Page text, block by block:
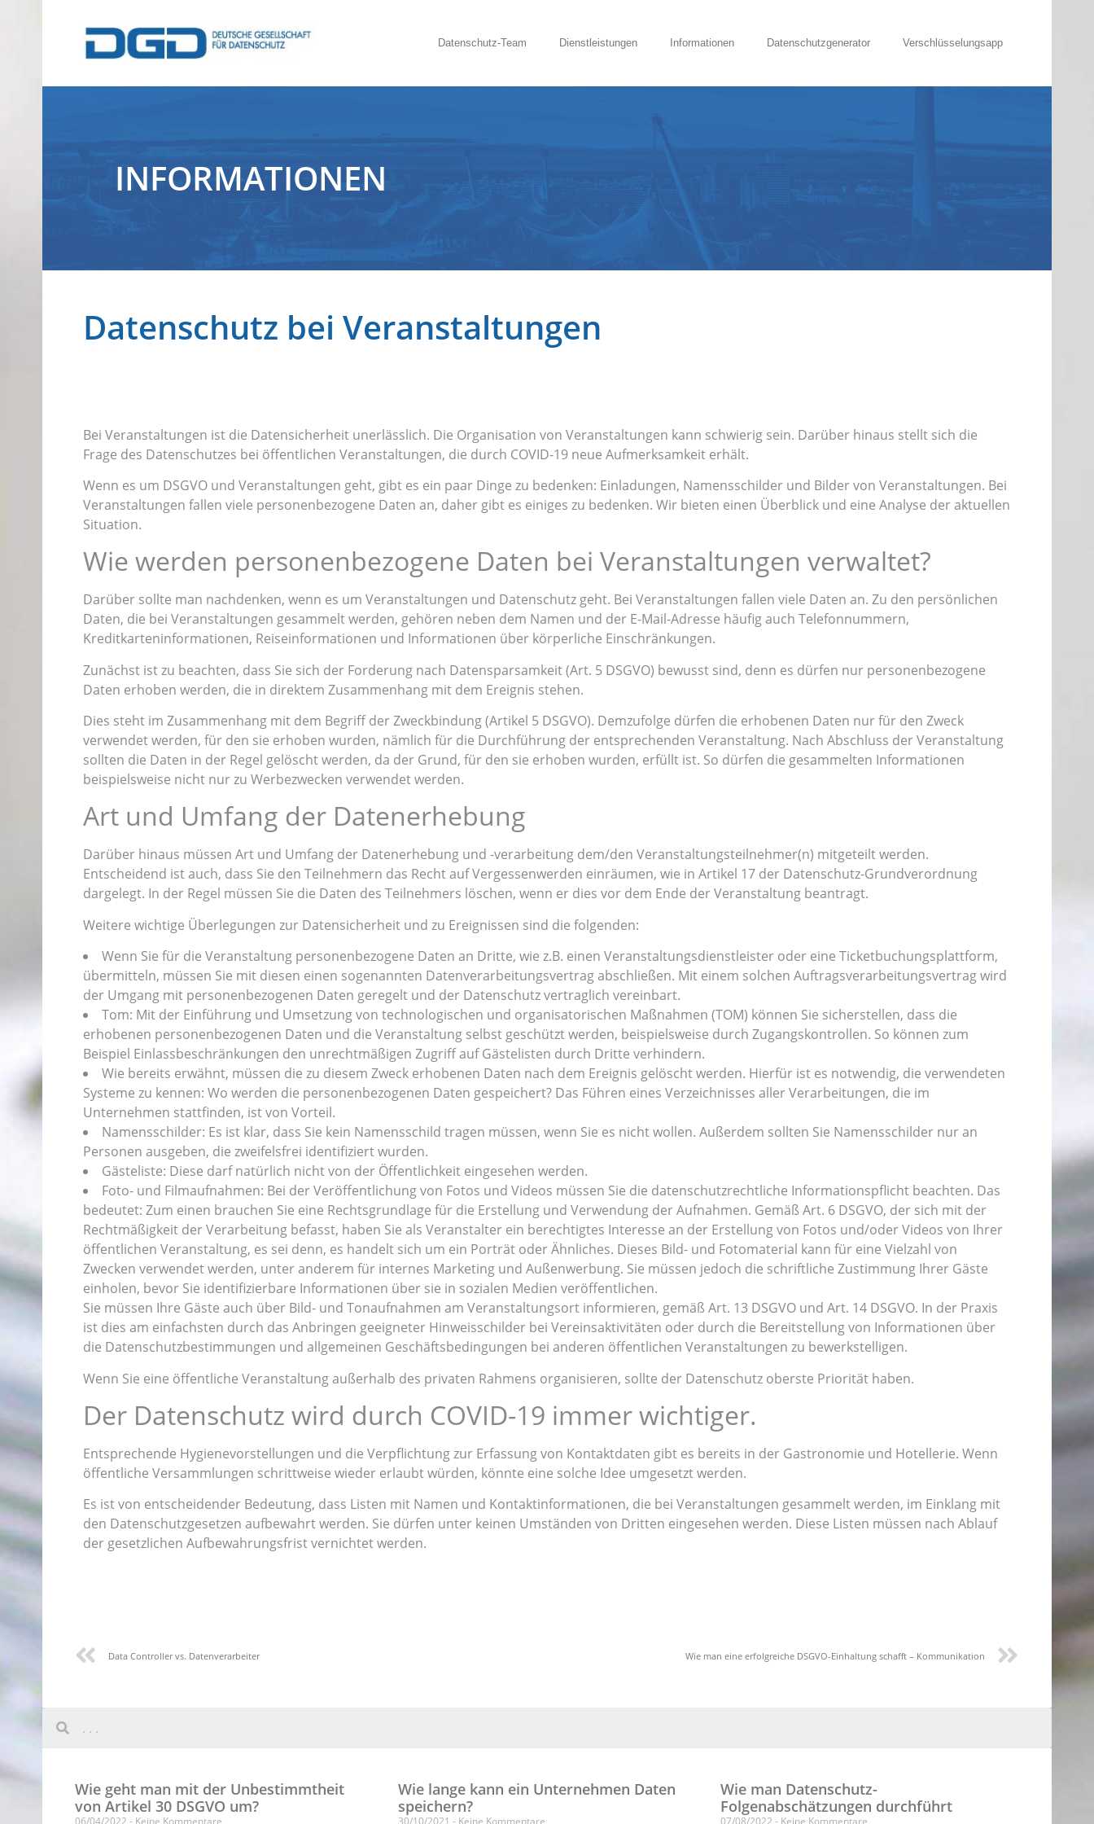
Datenschutz-Team Dienstleistungen Informationen Datenschutzgenerator Verschlüsselungsapp
INFORMATIONEN
Datenschutz bei Veranstaltungen
Bei Veranstaltungen ist die Datensicherheit unerlässlich. Die Organisation von Veranstaltungen kann schwierig sein. Darüber hinaus stellt sich die
Frage des Datenschutzes bei öffentlichen Veranstaltungen, die durch COVID-19 neue Aufmerksamkeit erhält.
Wenn es um DSGVO und Veranstaltungen geht, gibt es ein paar Dinge zu bedenken: Einladungen, Namensschilder und Bilder von Veranstaltungen. Bei
Veranstaltungen fallen viele personenbezogene Daten an, daher gibt es einiges zu bedenken. Wir bieten einen Überblick und eine Analyse der aktuellen
Situation.
Wie werden personenbezogene Daten bei Veranstaltungen verwaltet?
Darüber sollte man nachdenken, wenn es um Veranstaltungen und Datenschutz geht. Bei Veranstaltungen fallen viele Daten an. Zu den persönlichen
Daten, die bei Veranstaltungen gesammelt werden, gehören neben dem Namen und der E-Mail-Adresse häufig auch Telefonnummern,
Kreditkarteninformationen, Reiseinformationen und Informationen über körperliche Einschränkungen.
Zunächst ist zu beachten, dass Sie sich der Forderung nach Datensparsamkeit (Art. 5 DSGVO) bewusst sind, denn es dürfen nur personenbezogene
Daten erhoben werden, die in direktem Zusammenhang mit dem Ereignis stehen.
Dies steht im Zusammenhang mit dem Begriff der Zweckbindung (Artikel 5 DSGVO). Demzufolge dürfen die erhobenen Daten nur für den Zweck
verwendet werden, für den sie erhoben wurden, nämlich für die Durchführung der entsprechenden Veranstaltung. Nach Abschluss der Veranstaltung
sollten die Daten in der Regel gelöscht werden, da der Grund, für den sie erhoben wurden, erfüllt ist. So dürfen die gesammelten Informationen
beispielsweise nicht nur zu Werbezwecken verwendet werden.
Art und Umfang der Datenerhebung
Darüber hinaus müssen Art und Umfang der Datenerhebung und -verarbeitung dem/den Veranstaltungsteilnehmer(n) mitgeteilt werden.
Entscheidend ist auch, dass Sie den Teilnehmern das Recht auf Vergessenwerden einräumen, wie in Artikel 17 der Datenschutz-Grundverordnung
dargelegt. In der Regel müssen Sie die Daten des Teilnehmers löschen, wenn er dies vor dem Ende der Veranstaltung beantragt.
Weitere wichtige Überlegungen zur Datensicherheit und zu Ereignissen sind die folgenden:
Wenn Sie für die Veranstaltung personenbezogene Daten an Dritte, wie z.B. einen Veranstaltungsdienstleister oder eine Ticketbuchungsplattform,
übermitteln, müssen Sie mit diesen einen sogenannten Datenverarbeitungsvertrag abschließen. Mit einem solchen Auftragsverarbeitungsvertrag wird
der Umgang mit personenbezogenen Daten geregelt und der Datenschutz vertraglich vereinbart.
Tom: Mit der Einführung und Umsetzung von technologischen und organisatorischen Maßnahmen (TOM) können Sie sicherstellen, dass die
erhobenen personenbezogenen Daten und die Veranstaltung selbst geschützt werden, beispielsweise durch Zugangskontrollen. So können zum
Beispiel Einlassbeschränkungen den unrechtmäßigen Zugriff auf Gästelisten durch Dritte verhindern.
Wie bereits erwähnt, müssen die zu diesem Zweck erhobenen Daten nach dem Ereignis gelöscht werden. Hierfür ist es notwendig, die verwendeten
Systeme zu kennen: Wo werden die personenbezogenen Daten gespeichert? Das Führen eines Verzeichnisses aller Verarbeitungen, die im
Unternehmen stattfinden, ist von Vorteil.
Namensschilder: Es ist klar, dass Sie kein Namensschild tragen müssen, wenn Sie es nicht wollen. Außerdem sollten Sie Namensschilder nur an
Personen ausgeben, die zweifelsfrei identifiziert wurden.
Gästeliste: Diese darf natürlich nicht von der Öffentlichkeit eingesehen werden.
Foto- und Filmaufnahmen: Bei der Veröffentlichung von Fotos und Videos müssen Sie die datenschutzrechtliche Informationspflicht beachten. Das
bedeutet: Zum einen brauchen Sie eine Rechtsgrundlage für die Erstellung und Verwendung der Aufnahmen. Gemäß Art. 6 DSGVO, der sich mit der
Rechtmäßigkeit der Verarbeitung befasst, haben Sie als Veranstalter ein berechtigtes Interesse an der Erstellung von Fotos und/oder Videos von Ihrer
öffentlichen Veranstaltung, es sei denn, es handelt sich um ein Porträt oder Ähnliches. Dieses Bild- und Fotomaterial kann für eine Vielzahl von
Zwecken verwendet werden, unter anderem für internes Marketing und Außenwerbung. Sie müssen jedoch die schriftliche Zustimmung Ihrer Gäste
einholen, bevor Sie identifizierbare Informationen über sie in sozialen Medien veröffentlichen.
Sie müssen Ihre Gäste auch über Bild- und Tonaufnahmen am Veranstaltungsort informieren, gemäß Art. 13 DSGVO und Art. 14 DSGVO. In der Praxis
ist dies am einfachsten durch das Anbringen geeigneter Hinweisschilder bei Vereinsaktivitäten oder durch die Bereitstellung von Informationen über
die Datenschutzbestimmungen und allgemeinen Geschäftsbedingungen bei anderen öffentlichen Veranstaltungen zu bewerkstelligen.
Wenn Sie eine öffentliche Veranstaltung außerhalb des privaten Rahmens organisieren, sollte der Datenschutz oberste Priorität haben.
Der Datenschutz wird durch COVID-19 immer wichtiger.
Entsprechende Hygienevorstellungen und die Verpflichtung zur Erfassung von Kontaktdaten gibt es bereits in der Gastronomie und Hotellerie. Wenn
öffentliche Versammlungen schrittweise wieder erlaubt würden, könnte eine solche Idee umgesetzt werden.
Es ist von entscheidender Bedeutung, dass Listen mit Namen und Kontaktinformationen, die bei Veranstaltungen gesammelt werden, im Einklang mit
den Datenschutzgesetzen aufbewahrt werden. Sie dürfen unter keinen Umständen von Dritten eingesehen werden. Diese Listen müssen nach Ablauf
der gesetzlichen Aufbewahrungsfrist vernichtet werden.
Data Controller vs. Datenverarbeiter Wie man eine erfolgreiche DSGVO-Einhaltung schafft – Kommunikation
Wie geht man mit der Unbestimmtheit
von Artikel 30 DSGVO um?
06/04/2022 Keine Kommentare
Wie lange kann ein Unternehmen Daten
speichern?
30/10/2021 Keine Kommentare
Wie man Datenschutz-
Folgenabschätzungen durchführt
07/08/2022 Keine Kommentare